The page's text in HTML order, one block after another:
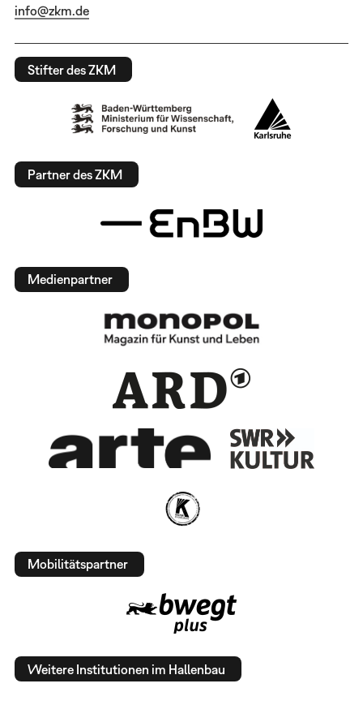
info@zkm.de
Stifter des ZKM
Partner des ZKM
Medienpartner
Mobilitätspartner
Weitere Institutionen im Hallenbau